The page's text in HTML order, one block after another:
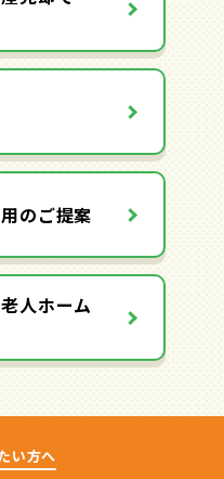
のご提案
人ホーム
い方へ